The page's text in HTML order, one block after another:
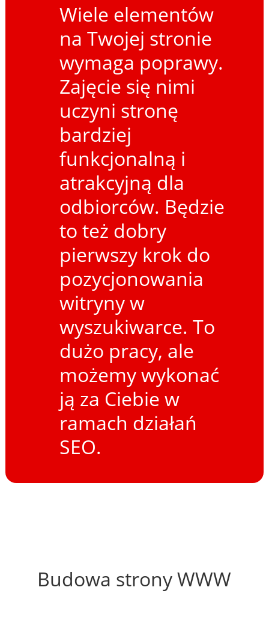
Wiele elementów
na Twojej stronie
wymaga poprawy.
Zajęcie się nimi
uczyni stronę
bardziej
funkcjonalną i
atrakcyjną dla
odbiorców. Będzie
to też dobry
pierwszy krok do
pozycjonowania
witryny w
wyszukiwarce. To
dużo pracy, ale
możemy wykonać
ją za Ciebie w
ramach działań
SEO.
Budowa strony WWW